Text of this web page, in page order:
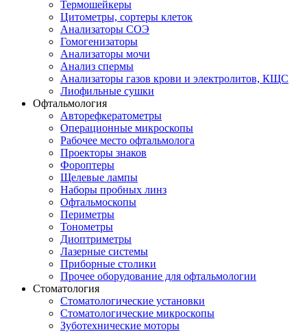
Термошейкеры
Цитометры, сортеры клеток
Анализаторы СОЭ
Гомогенизаторы
Анализаторы мочи
Анализ спермы
Анализаторы газов крови и электролитов, КЩС
Лиофильные сушки
Офтальмология
Авторефкератометры
Операционные микроскопы
Рабочее место офтальмолога
Проекторы знаков
Фороптеры
Щелевые лампы
Наборы пробных линз
Офтальмоскопы
Периметры
Тонометры
Диоптриметры
Лазерные системы
Приборные столики
Прочее оборудование для офтальмологии
Стоматология
Стоматологические установки
Стоматологические микроскопы
Зуботехнические моторы